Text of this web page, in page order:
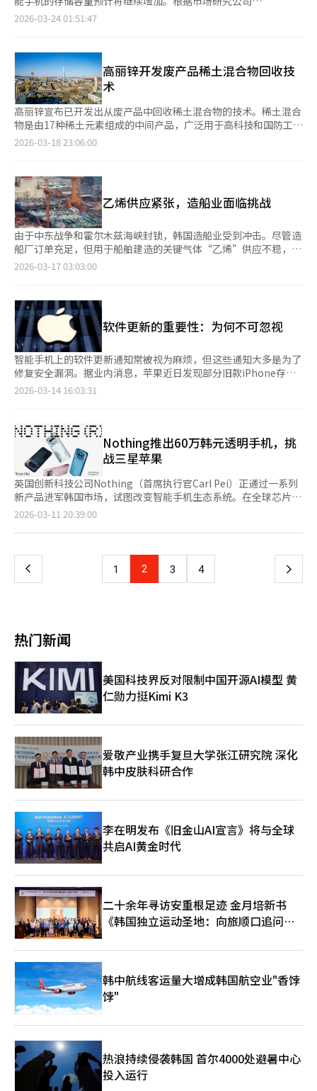
能陷入低迷。用于半导体微电路的钨价格较战争前上涨约24%。中
国自去年2月起限制钨出口，中东战争爆发后，钨在导弹和无人机
息工程系名誉教授朴英俊表示：“钨是AI半导体和国防工业的重要
材料，作为战略物资，政府应进行战略性储备和管理。”铟、钼、
锶等稀有金属价格也在上涨，影响半导体和国防等韩国主要产业。
战争导致供应链不稳定和供需失衡。若中国为制衡美国而加强出口
管制，情况将更为严峻。去年底，美国、日本和澳大利亚组成关键
矿物和稀土框架，试图共同应对中国的稀有金属武器化，但中东战
争削弱了这一努力。若中国限制稀有金属出口以支持伊朗，地对空
导弹等国防产品的生产将受影响。电动车用三元电池的关键原料钴
钴的价格较一年前上涨约55%，达到每吨5.6万美元。※ 本报道经
人工智能（AI）系统翻译与编辑。
TrendForce的数据，2026年全球智能手机的平均存储容量预计将
涨，智能手机厂商会降低规格以减少成本，但实际情况相反。苹果
和华为等主要厂商加强了设备AI功能，导致存储需求大幅增加。设
备AI需要40至60GB的系统存储空间。因此，苹果将iPhone 17系
列的基本存储从128GB提升至256GB，华为也在Mate 80系列中扩
大了512GB型号的比例。NAND制造商的生产工艺转变也产生了影
响。随着高密度产品为主的生产结构变化，低容量内存供应减少，
智能手机制造商难以获得低容量型号。一些厂商缩减了低利润的低
容量型号，重新调整产品策略，以128GB和256GB为主。
iPhone的平均存储容量增幅将超过安卓。高端品牌在价格上涨的
基础上扩大存储容量，而中低端市场则将高容量型号作为选项。随
着AI生态系统的扩展，存储需求预计将进一步增加。TrendForce
预测，到2026年底，安卓智能手机中的128GB型号将逐渐消失，
256GB将成为实际标准容量。※ 本报道经人工智能（AI）系统翻
译与编辑。
2026-03-24 01:51:47
高丽锌开发废产品稀土混合物回收技
术
高丽锌宣布已开发出从废产品中回收稀土混合物的技术。稀土混合
物是由17种稀土元素组成的中间产品，广泛用于高科技和国防工
业。高丽锌经过三年研究，成功从废旧电机中提取稀土混合物。稀
受制于少数国家，可能导致供应不稳定。高丽锌计划继续开发技
术，与政府和地方合作，确保原料供应，增强技术自给和资源安
全。高丽锌的代表表示：“目前稀土生产由少数国家垄断，导致供
应不稳定和价格波动，影响全球高科技产业竞争力。高丽锌作为世
界顶级有色金属冶炼企业，参与稀土生产将有助于提高技术自给率
和供应链稳定性。”※ 本报道经人工智能（AI）系统翻译与编辑。
2026-03-18 23:06:00
乙烯供应紧张，造船业面临挑战
由于中东战争和霍尔木兹海峡封锁，韩国造船业受到冲击。尽管造
船厂订单充足，但用于船舶建造的关键气体“乙烯”供应不稳，可
能影响生产进度。业内人士表示，现有库存可短期应对，但若供应
月是关键期。由于订单增加，造船厂几乎满负荷运转，原材料供应
不稳可能导致工期延误。乙烯用于船舶钢材切割，通常需将火焰温
度提高至1000至1500度以切割厚钢板，是造船基本工序的必需
品。乙烯供应不稳是因中东战争影响原料供应，韩国乙烯进口依赖
度高，其中一半以上通过霍尔木兹海峡。若中东局势长期化，可能
影响韩美合作项目“马斯加”。该项目旨在扩大与美国的造船合
作，包括船舶建造和维护。造船业人士称，若原材料供应问题持
续，将影响主要项目进度。政府密切关注事态发展，工业通商部已
况。釜山大学教授白点基表示，虽然目前依靠库存维持，但情况并
不宽裕，作为战略合作产业，国家需应对原材料供应问题。此外，
若乙烯供应不稳长期化，可能影响其他制造业。乙烯是塑料和合成
树脂等化学产品的基础原料，广泛用于汽车、建筑、家电、智能手
机、食品、洗涤剂和化妆品等行业。※ 本报道经人工智能（AI）系
统翻译与编辑。
2026-03-17 03:03:00
软件更新的重要性：为何不可忽视
智能手机上的软件更新通知常被视为麻烦，但这些通知大多是为了
修复安全漏洞。据业内消息，苹果近日发现部分旧款iPhone存在
通过“科鲁纳”漏洞工具进行黑客攻击的风险。苹果已于12日发布
风险。谷歌云表示，“科鲁纳”展示了复杂攻击的传播方式，建议
iPhone用户更新至最新iOS版本，无法更新的应启用锁定模式以增
强安全。软件更新不仅是功能增加，更重要的是修复安全漏洞。随
着时间推移，操作系统不断发现新攻击方式，安全更新显得尤为重
要。微软去年底宣布停止Windows 10更新，建议用户转向
Windows 11，主要原因是Windows 10技术支持结束带来的安全
风险。智能手机集成金融服务、通讯、照片和账户信息，延迟更新
可能导致黑客攻击和信息泄露，安全管理至关重要。软件更新是保
护数字设备的基本安全措施。苹果强调，保持软件最新是确保产品
2026-03-14 16:03:31
Nothing推出60万韩元透明手机，挑
战三星苹果
英国创新科技公司Nothing（首席执行官Carl Pei）正通过一系列
新产品进军韩国市场，试图改变智能手机生态系统。在全球芯片价
格上涨的背景下，Nothing以透明设计和强大的人工智能为卖点，
日发布，11日推出了电池续航时间长的无线耳机Headphone a。
黑、白、蓝、粉四种颜色。Phone 4a的透明设计是其最大亮点，
后盖顶部配有新型Glyph Bar，结合了人性化设计和精密工程。63
宁大猩猩玻璃7i，具备IP64防水防尘功能。处理器采用高通骁龙
7s4代，性能提升7%，功耗降低10%。AI处理能力提升92.5%，
支持高端3D游戏。Phone 4a的摄像系统包括5000万像素OIS主
摄、5000万像素OIS潜望镜长焦镜头和索尼超广角摄像头，支持
0.6倍到70倍变焦。前置3200万像素摄像头。软件方面，Nothing
OS 4.1基于安卓16，提供简洁的用户界面，支持Essential Search
和Essential Memory功能。Headphone a于11日发布，提供黑、
白、粉、黄四种颜色，支持135小时播放时间。耳机支持高解析度
无线音频和LDAC编解码器，40mm钛涂层驱动单元提供高质量音
效。Nothing的市场策略是通过Phone 4a系列迅速提升全球市场
份额，挑战三星和苹果的市场地位。专家认为，这可能会对韩国市
场产生重大影响。然而，Nothing需要克服线下基础设施的不足，
以确保售后服务质量。与韩国三大运营商建立战略伙伴关系是关
值得关注。※ 本报道经人工智能（AI）系统翻译与编辑。
2026-03-11 20:39:00
上
页
1 2 3 4 下
热门新闻
美国科技界反对限制中国开源AI模型 黄
仁勋力挺Kimi K3
爱敬产业携手复旦大学张江研究院 深化
韩中皮肤科研合作
李在明发布《旧金山AI宣言》将与全球
共启AI黄金时代
二十余年寻访安重根足迹 金月培新书
《韩国独立运动圣地：向旅顺口追问历
韩中航线客运量大增成韩国航空业"香饽
饽"
热浪持续侵袭韩国 首尔4000处避暑中心
投入运行